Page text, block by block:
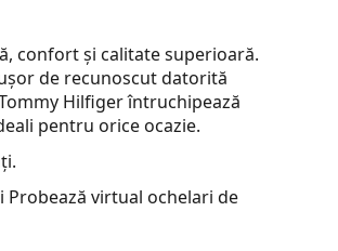
confort și calitate superioară.
de recunoscut datorită
Hilfiger întruchipează
pentru orice ocazie.
virtual ochelari de